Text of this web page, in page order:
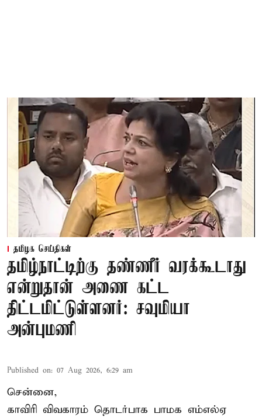
தமிழக செய்திகள்
தமிழ்நாட்டிற்கு தண்ணீர் வரக்கூடாது
என்றுதான் அணை கட்ட
திட்டமிட்டுள்ளனர்: சவுமியா
அன்புமணி
Published on: 07 Aug 2026, 6:29 am
சென்னை,
காவிரி விவகாரம் தொடர்பாக பாமக எம்எல்ஏ